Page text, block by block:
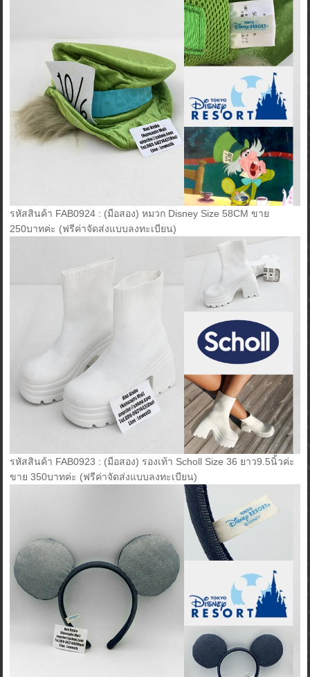
รหัสสินค้า FAB0924 : (มือสอง) หมวก Disney Size 58CM ขาย
250บาทค่ะ (ฟรีค่าจัดส่งแบบลงทะเบียน)
รหัสสินค้า FAB0923 : (มือสอง) รองเท้า Scholl Size 36 ยาว9.5นิ้วค่ะ
ขาย 350บาทค่ะ (ฟรีค่าจัดส่งแบบลงทะเบียน)